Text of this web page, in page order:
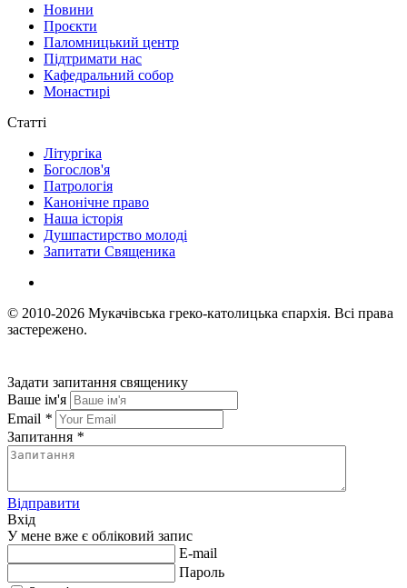
Новини
Проєкти
Паломницький центр
Підтримати нас
Кафедральний собор
Монастирі
Статті
Літургіка
Богослов'я
Патрологія
Канонічне право
Наша історія
Душпастирство молоді
Запитати Священика
© 2010-2026 Мукачівська греко-католицька єпархія. Всі права
застережено.
Задати запитання священику
Ваше ім'я
Email *
Запитання *
Відправити
Вхід
У мене вже є обліковий запис
E-mail
Пароль